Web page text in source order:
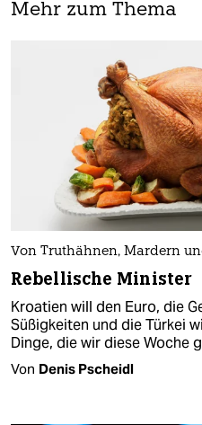
Mehr zum Thema
Von Truthähnen, Mardern
Rebellische Minister
Kroatien will den Euro, die
Süßigkeiten und die Türkei
Dinge, die wir diese Woche
Von Denis Pscheidl